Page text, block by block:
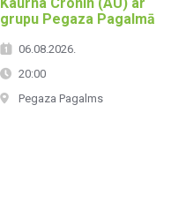
Kaurna Cronin (AU) ar
grupu Pegaza Pagalmā
06.08.2026.
20:00
Pegaza Pagalms